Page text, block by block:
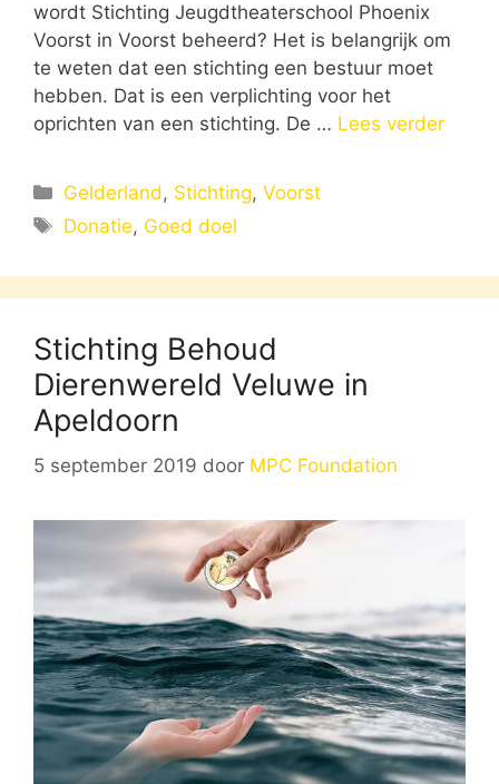
wordt Stichting Jeugdtheaterschool Phoenix
Voorst in Voorst beheerd? Het is belangrijk om
te weten dat een stichting een bestuur moet
hebben. Dat is een verplichting voor het
oprichten van een stichting. De … Lees verder
Categorieën
Gelderland, Stichting,Voorst
Tags
Donatie, Goed doel
Stichting Behoud
Dierenwereld Veluwe in
Apeldoorn
5 september 2019 door MPC Foundation